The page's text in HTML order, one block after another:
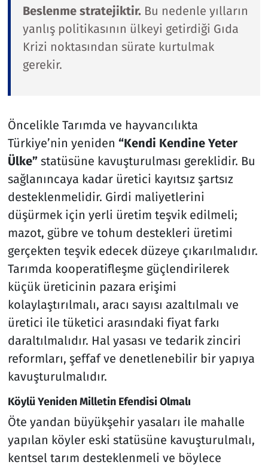
Beslenme stratejiktir.Bu nedenle yılların
yanlış politikasının ülkeyi getirdiği Gıda
Krizi noktasından sürate kurtulmak
gerekir.
Öncelikle Tarımda ve hayvancılıkta
Türkiye’nin yeniden “Kendi Kendine Yeter
Ülke”statüsüne kavuşturulması gereklidir. Bu
sağlanıncaya kadar üretici kayıtsız şartsız
desteklenmelidir. Girdi maliyetlerini
düşürmek için yerli üretim teşvik edilmeli;
mazot, gübre ve tohum destekleri üretimi
gerçekten teşvik edecek düzeye çıkarılmalıdır.
Tarımda kooperatifleşme güçlendirilerek
küçük üreticinin pazara erişimi
kolaylaştırılmalı, aracı sayısı azaltılmalı ve
üretici ile tüketici arasındaki fiyat farkı
daraltılmalıdır. Hal yasası ve tedarik zinciri
reformları, şeffaf ve denetlenebilir bir yapıya
kavuşturulmalıdır.
Köylü Yeniden Milletin Efendisi Olmalı
Öte yandan büyükşehir yasaları ile mahalle
yapılan köyler eski statüsüne kavuşturulmalı,
kentsel tarım desteklenmeli ve böylece